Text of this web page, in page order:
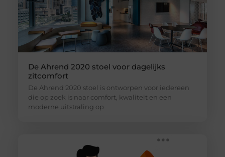
De Ahrend 2020 stoel voor dagelijks
zitcomfort
De Ahrend 2020 stoel is ontworpen voor iedereen
die op zoek is naar comfort, kwaliteit en een
moderne uitstraling op